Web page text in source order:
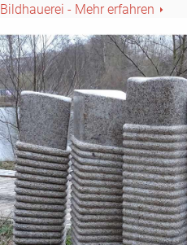
Bildhauerei - Mehr erfahren